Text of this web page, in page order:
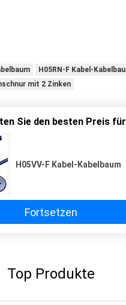
H05RN-F Kabel-
mit 2 Zinken
Sie den besten Preis für
H05VV-F Kabel-Kabelbaum
Fortsetzen
Top Produkte